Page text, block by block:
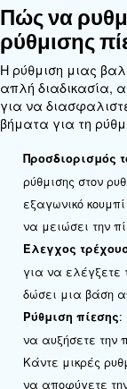
είναι
εκτόνωσης στο
για πολλές
Οι ρυθμιστές
εκτονώνουν
αέρα μόλις
διατηρώντας
Αυτός ο τύπος
επικίνδυνα ή
αυτές τις
ρυθμιστές
η αποτροπή
απαραίτητη.